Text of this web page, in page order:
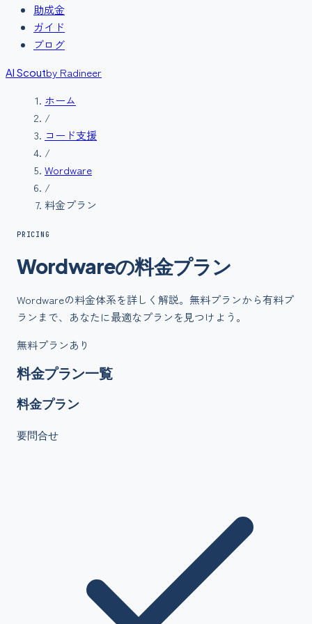
助成金
ガイド
ブログ
AI Scoutby Radineer
ホーム
/
コード支援
/
Wordware
/
料金プラン
PRICING
Wordwareの料金プラン
Wordwareの料金体系を詳しく解説。無料プランから有料プ
ランまで、あなたに最適なプランを見つけよう。
無料プランあり
料金プラン一覧
料金プラン
要問合せ